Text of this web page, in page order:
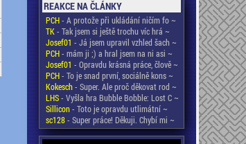
REAKCE NA ČLÁNKY
PCH- A protože při ukládání ničím fo ~
TK- Tak jsem si ještě trochu víc hrá ~
Josef01 - Já jsem upravil vzhled šach ~
PCH- mám ji ;) a hral jsem na ni asi ~
Josef01 - Opravdu krásná práce, člově ~
PCH- To je snad první, sociálně kons ~
Kokesch- Super. Ale proč děkovat rod ~
LHS- Vyšla hra Bubble Bobble: Lost C ~
Sillicon- Toto je opravdu utlimátní ~
sc128- Super práce! Děkuji. Chybí mi ~